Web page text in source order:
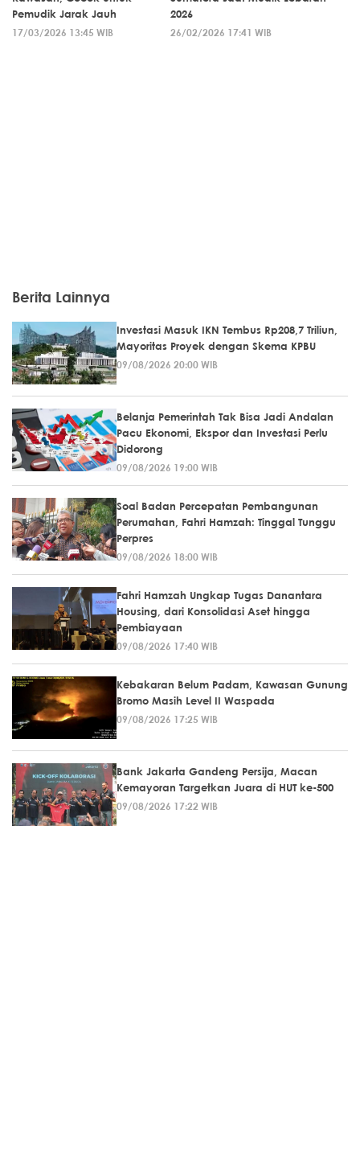
Pemudik Jarak Jauh
17/03/2026 13:45 WIB
2026
26/02/2026 17:41 WIB
Berita Lainnya
Investasi Masuk IKN Tembus Rp208,7 Triliun,
Mayoritas Proyek dengan Skema KPBU
09/08/2026 20:00 WIB
Belanja Pemerintah Tak Bisa Jadi Andalan
Pacu Ekonomi, Ekspor dan Investasi Perlu
Didorong
09/08/2026 19:00 WIB
Soal Badan Percepatan Pembangunan
Perumahan, Fahri Hamzah: Tinggal Tunggu
Perpres
09/08/2026 18:00 WIB
Fahri Hamzah Ungkap Tugas Danantara
Housing, dari Konsolidasi Aset hingga
Pembiayaan
09/08/2026 17:40 WIB
Kebakaran Belum Padam, Kawasan Gunung
Bromo Masih Level II Waspada
09/08/2026 17:25 WIB
Bank Jakarta Gandeng Persija, Macan
Kemayoran Targetkan Juara di HUT ke-500
09/08/2026 17:22 WIB